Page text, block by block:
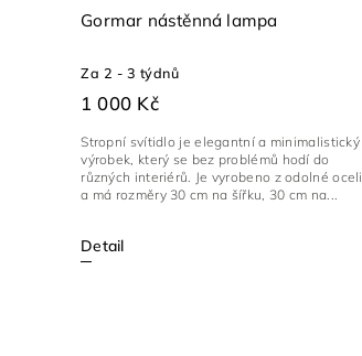
Gormar nástěnná lampa
Za 2 - 3 týdnů
1 000 Kč
Detail
Stropní svítidlo je elegantní a minimalistický
výrobek, který se bez problémů hodí do
různých interiérů. Je vyrobeno z odolné oceli
a má rozměry 30 cm na šířku, 30 cm na...